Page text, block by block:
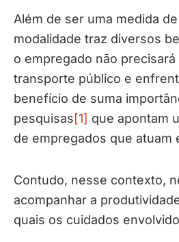
Além de ser uma medida
modalidade traz diversos
o empregado não
transporte público e
benefício de suma
pesquisas[1] que apontam
de empregados que atuam
Contudo, nesse contexto,
acompanhar a
quais os cuidados